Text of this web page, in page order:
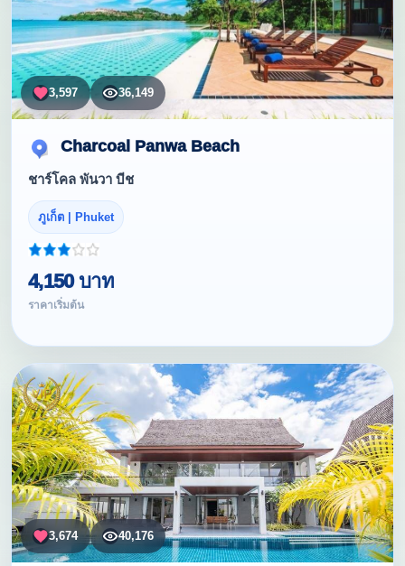
3,597 36,149
Charcoal Panwa Beach
ชาร์โคล พันวา บีช
ภูเก็ต | Phuket
4,150 บาท
ราคาเริ่มต้น
3,674 40,176